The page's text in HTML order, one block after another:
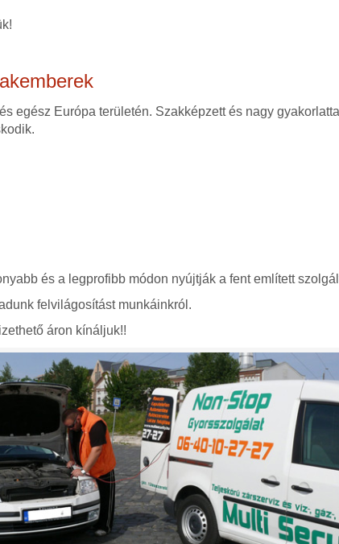
egész Európa területén. Szakképzett és nagy
és a legprofibb módon nyújtják a fent említett
felvilágosítást munkáinkról.
áron kínáljuk!!